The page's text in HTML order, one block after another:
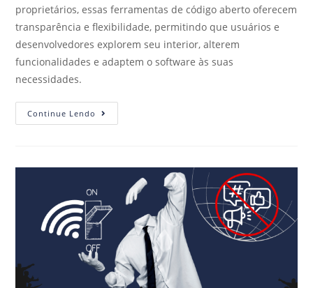
proprietários, essas ferramentas de código aberto oferecem
transparência e flexibilidade, permitindo que usuários e
desenvolvedores explorem seu interior, alterem
funcionalidades e adaptem o software às suas
necessidades.
Continue Lendo